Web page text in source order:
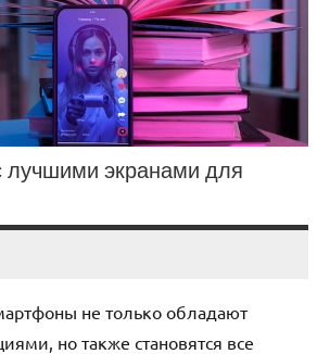
экранами для
не только обладают
но также становятся все